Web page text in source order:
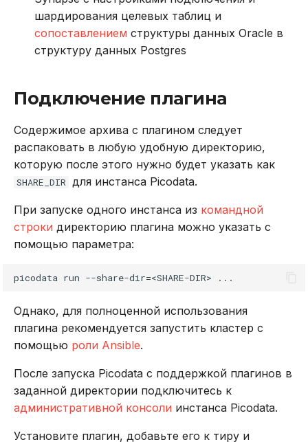
шардирования целевых таблиц и
сопоставлением структуры данных Oracle в
структуру данных Postgres
Подключение плагина
Содержимое архива с плагином следует
распаковать в любую удобную директорию,
которую после этого нужно будет указать как
SHARE_DIR для инстанса Picodata.
При запуске одного инстанса из командной
строки директорию плагина можно указать с
помощью параметра:
picodata run --share-dir=<SHARE-DIR>
Однако, для полноценной использования
плагина рекомендуется запустить кластер с
помощью роли Ansible.
После запуска Picodata с поддержкой плагинов в
заданной директории подключитесь к
административной консоли инстанса Picodata.
Установите плагин, добавьте его к тиру и